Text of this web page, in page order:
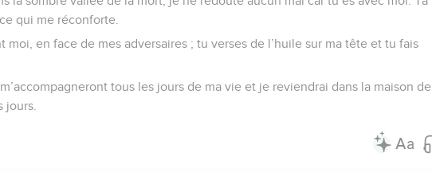
qui me réconforte.
moi, en face de mes adversaires ; tu verses de l’huile sur ma tête et tu fais
tous les jours de ma vie et je reviendrai dans la maison de
jours.